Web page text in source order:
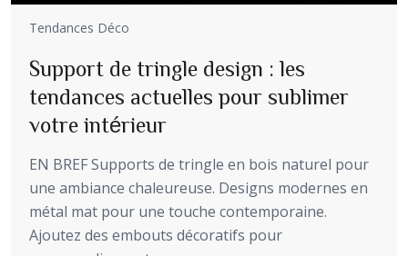
Tendances Déco
Support de tringle design : les
tendances actuelles pour sublimer
votre intérieur
EN BREF Supports de tringle en bois naturel pour
une ambiance chaleureuse. Designs modernes en
métal mat pour une touche contemporaine.
Ajoutez des embouts décoratifs pour